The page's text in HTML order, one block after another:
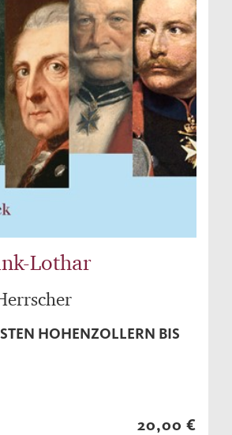
Lothar
HOHENZOLLERN BIS
20,00 €